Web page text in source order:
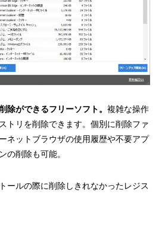
除ができるフリーソフト。 複雑な操作
トリを削除できます。個別に削除ファ
ネットブラウザの使用履歴や不要アプ
の削除も可能。
ールの際に削除しきれなかったレジス